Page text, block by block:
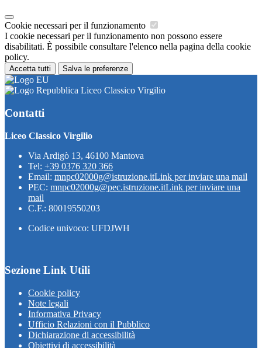
Cookie necessari per il funzionamento
I cookie necessari per il funzionamento non possono essere
disabilitati. È possibile consultare l'elenco nella pagina della cookie
policy.
Accetta tutti Salva le preferenze
Liceo Classico Virgilio
Contatti
Liceo Classico Virgilio
Via Ardigò 13, 46100 Mantova
Tel: +39 0376 320 366
Email: mnpc02000g@istruzione.itLink per inviare una mail
PEC: mnpc02000g@pec.istruzione.itLink per inviare una
mail
C.F.: 80019550203
Codice univoco: UFDJWH
Sezione Link Utili
Cookie policy
Note legali
Informativa Privacy
Ufficio Relazioni con il Pubblico
Dichiarazione di accessibilità
Obiettivi di accessibilità